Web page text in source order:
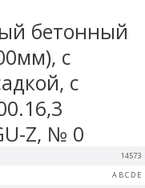
14573
A B C D E
бетонный
с
с
Z, № 0